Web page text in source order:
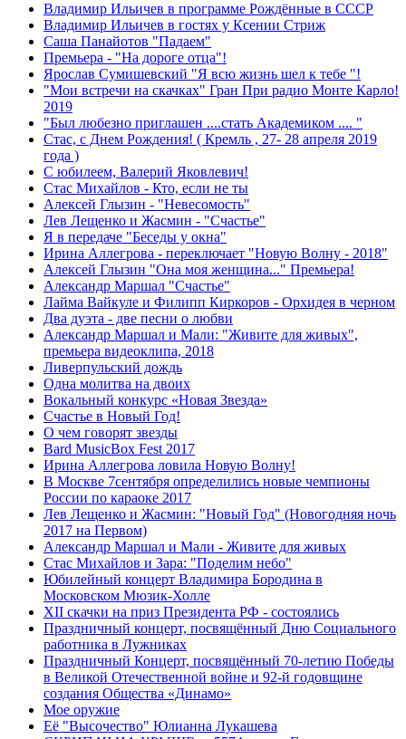
Владимир Ильичев в программе Рождённые в СССР
Владимир Ильичев в гостях у Ксении Стриж
Саша Панайотов "Падаем"
Премьера - "На дороге отца"!
Ярослав Сумишевский "Я всю жизнь шел к тебе "!
"Мои встречи на скачках" Гран При радио Монте Карло!
2019
"Был любезно приглашен ....стать Академиком .... "
Стас, с Днем Рождения! ( Кремль , 27- 28 апреля 2019
года )
С юбилеем, Валерий Яковлевич!
Стас Михайлов - Кто, если не ты
Алексей Глызин - "Невесомость"
Лев Лещенко и Жасмин - "Счастье"
Я в передаче "Беседы у окна"
Ирина Аллегрова - переключает "Новую Волну - 2018"
Алексей Глызин "Она моя женщина..." Премьера!
Александр Маршал "Счастье"
Лайма Вайкуле и Филипп Киркоров - Орхидея в черном
Два дуэта - две песни о любви
Александр Маршал и Мали: "Живите для живых",
премьера видеоклипа, 2018
Ливерпульский дождь
Одна молитва на двоих
Вокальный конкурс «Новая Звезда»
Счастье в Новый Год!
О чем говорят звезды
Bard MusicBox Fest 2017
Ирина Аллегрова ловила Новую Волну!
В Москве 7сентября определились новые чемпионы
России по караоке 2017
Лев Лещенко и Жасмин: "Новый Год" (Новогодняя ночь
2017 на Первом)
Александр Маршал и Мали - Живите для живых
Стас Михайлов и Зара: "Поделим небо"
Юбилейный концерт Владимира Бородина в
Московском Мюзик-Холле
XII скачки на приз Президента РФ - состоялись
Праздничный концерт, посвящённый Дню Социального
работника в Лужниках
Праздничный Концерт, посвящённый 70-летию Победы
в Великой Отечественной войне и 92-й годовщине
создания Общества «Динамо»
Мое оружие
Её "Высочество" Юлианна Лукашева